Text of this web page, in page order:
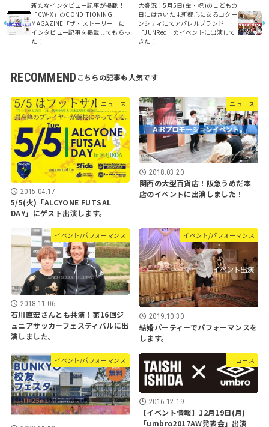
新たなインタビュー記事が掲載！
「CW-X」のCONDITIONING
MAGAZINE「ザ・ストーリー」に
インタビュー記事を掲載してもらっ
た！
大盛況！5月5日(金・祝)のこどもの
日にはさいたま新都心にあるコクー
ンシティにてアパレルブランド
「JUNRed」のイベントに出演して
きた！
RECOMMEND
ニュース
2015.04.17
5/5(火)「ALCYONE FUTSAL
DAY」にゲスト出演します。
ニュース
2018.03.20
関西の大型百貨店！阪急うめだ本
店のイベントに出演しました！
イベント/パフォーマンス
2018.11.06
石川直宏さんとも共演！第16回ジ
ュニアサッカーフェスティバルに出
演しました。
イベント/パフォーマンス
2019.10.30
結婚パーティーでパフォーマンスを
します。
イベント/パフォーマンス ニュース
2016.12.19
【イベント情報】12月19日(月)
「umbro2017AW発表会」出演